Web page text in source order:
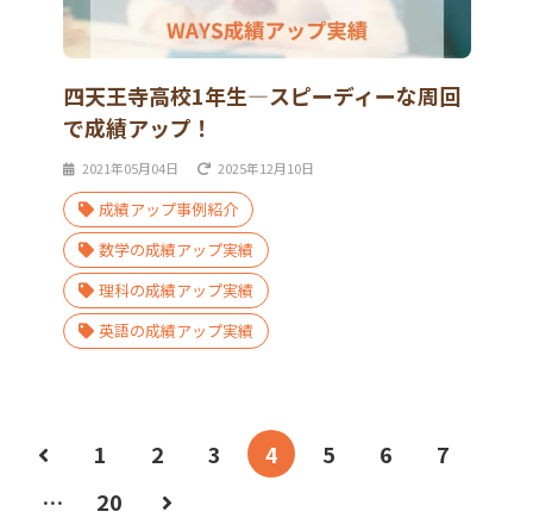
四天王寺高校1年生―スピーディーな周回
で成績アップ！
2021年05月04日 2025年12月10日
成績アップ事例紹介
数学の成績アップ実績
理科の成績アップ実績
英語の成績アップ実績
1 2 3 4 5 6
7
…
20